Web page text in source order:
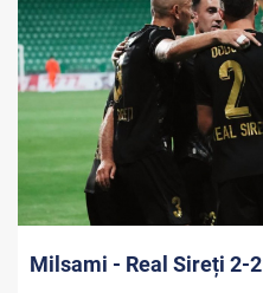
Milsami - Real Sireți 2-2